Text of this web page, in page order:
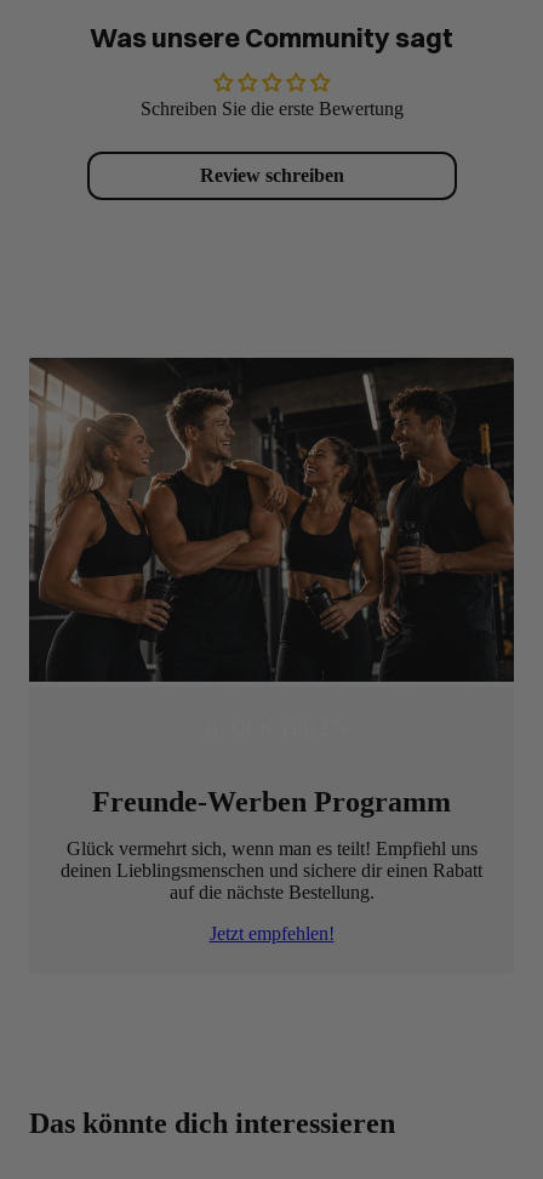
Was unsere Community sagt
Schreiben Sie die erste Bewertung
Review schreiben
Freunde-Werben Programm
Glück vermehrt sich, wenn man es teilt! Empfiehl uns
deinen Lieblingsmenschen und sichere dir einen Rabatt
auf die nächste Bestellung.
Jetzt empfehlen!
Das könnte dich interessieren
Beste Qualität zum besten Preis – dafür steht BODYLAB